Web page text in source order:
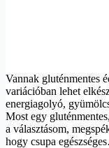
Vannak gluténmentes
variációban lehet
energiagolyó,
Most egy
a választásom,
hogy csupa